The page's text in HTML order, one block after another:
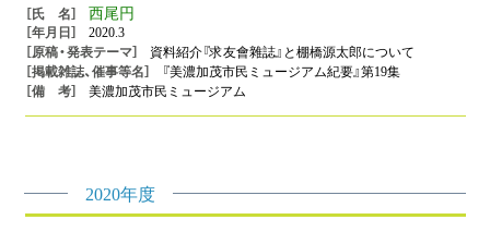
西尾円
2020.3
資料紹介『求友會雜誌』と棚橋源太郎について
『美濃加茂市民ミュージアム紀要』第19集
美濃加茂市民ミュージアム
2020年度